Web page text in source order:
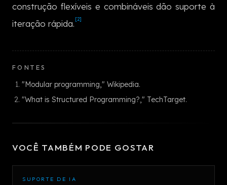
construção flexíveis e combináveis dão suporte à
iteração rápida. [2]
FONTES
"Modular programming," Wikipedia.
"What is Structured Programming?," TechTarget.
VOCÊ TAMBÉM PODE GOSTAR
SUPORTE DE IA